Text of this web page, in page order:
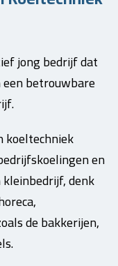
jong bedrijf dat
betrouwbare
koeltechniek
en
denk
de bakkerijen,